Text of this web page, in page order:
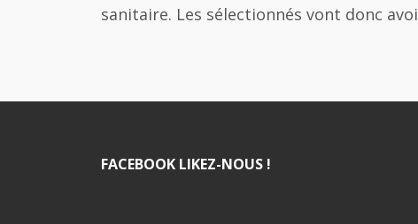
sanitaire. Les sélectionnés vont donc
FACEBOOK LIKEZ-NOUS !